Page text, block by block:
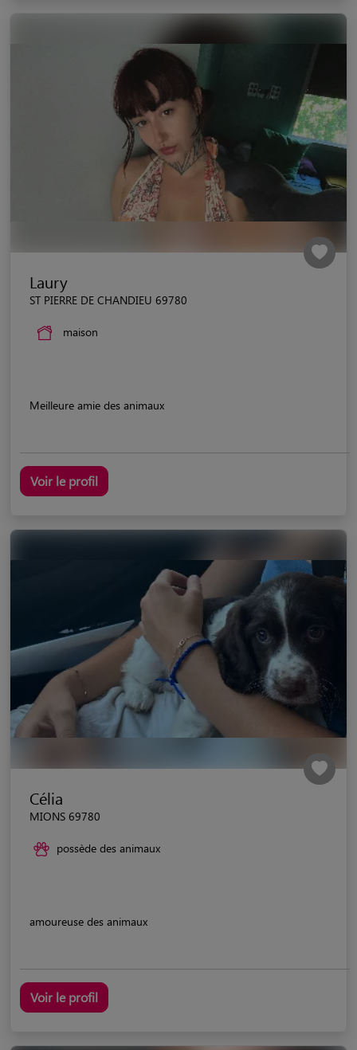
Laury
ST PIERRE DE CHANDIEU 69780
maison
Meilleure amie des animaux
Voir le profil
Célia
MIONS 69780
possède des animaux
amoureuse des animaux
Voir le profil